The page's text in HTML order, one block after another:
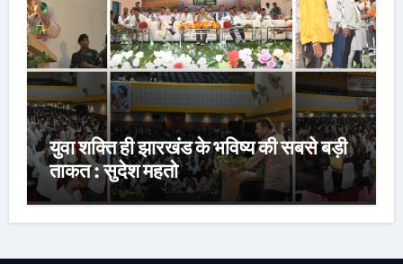
युवा शक्ति ही झारखंड के भविष्य की सबसे बड़ी
ताकत : सुदेश महतो